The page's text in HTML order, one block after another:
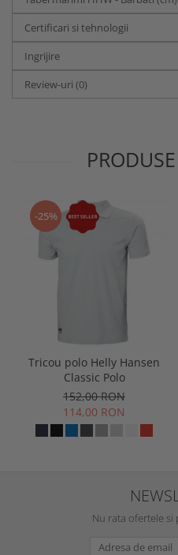
Certificari si tehnologii
Ingrijire
Review-uri (0)
-25%
Tricou polo Helly Hansen
Classic Polo
152,00 RON
114,00 RON
Nu rata ofertele